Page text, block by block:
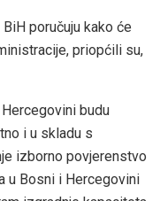
poručuju kako će
priopćili su,
budu
i u skladu s
izborno povjerenstvo
u Bosni i Hercegovini